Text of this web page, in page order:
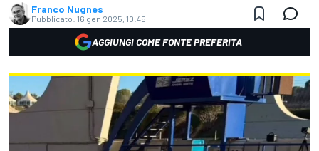
Franco Nugnes
Pubblicato: 16 gen 2025, 10:45
AGGIUNGI COME FONTE PREFERITA